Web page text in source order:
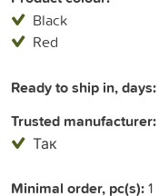
Black
Red
Ready to ship in, days:
Trusted manufacturer:
Так
Minimal order, pc(s):1